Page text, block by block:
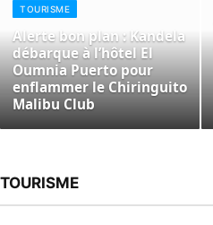
TOURISME
Alerte bon plan : Kandela
débarque à l’hôtel El
Oumnia Puerto pour
enflammer le Chiringuito
Malibu Club
TOURISME